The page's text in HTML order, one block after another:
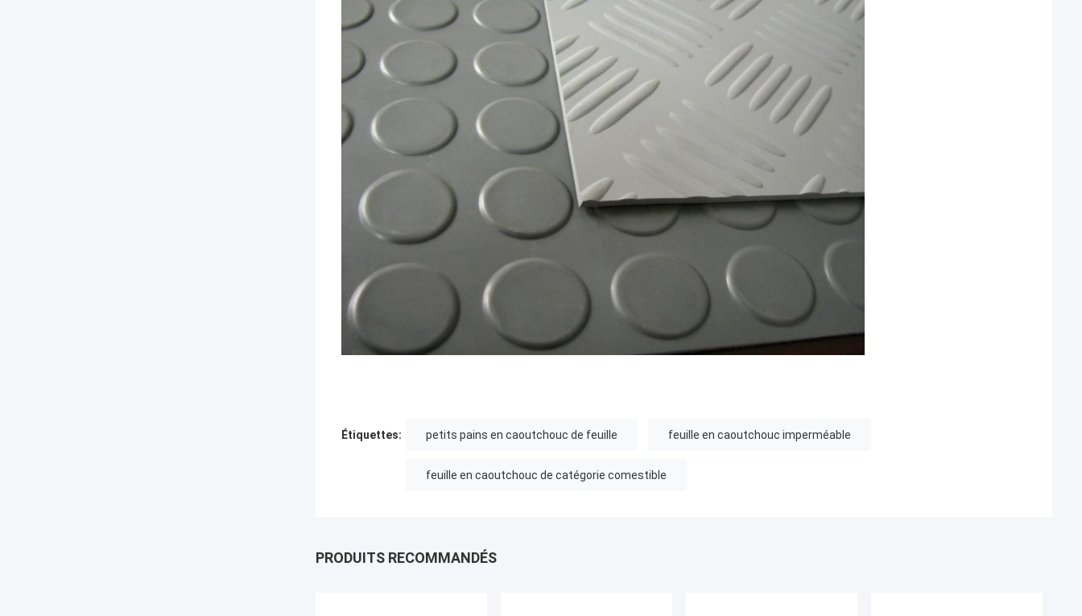
Étiquettes: petits pains en caoutchouc de feuille feuille en caoutchouc imperméable
feuille en caoutchouc de catégorie comestible
PRODUITS RECOMMANDÉS